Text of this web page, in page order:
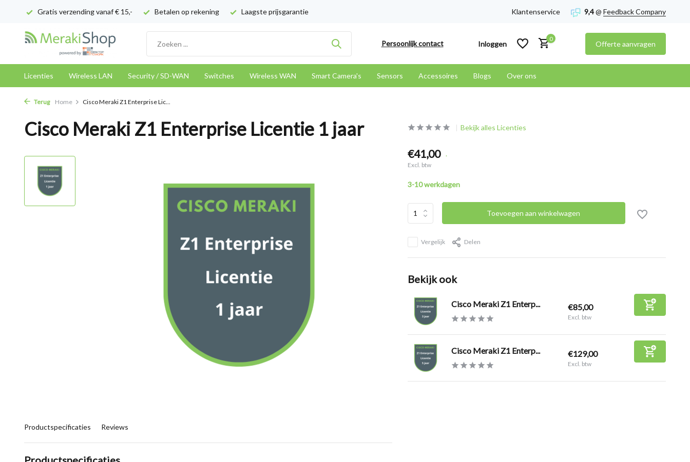
Gratis verzending vanaf € 15,- Betalen op rekening Laagste prijsgarantie Klantenservice 9,4@ Feedback Company
Persoonlijk contact Inloggen
0
Offerte aanvragen
Licenties Wireless LAN Security / SD-WAN Switches Wireless WAN Smart Camera's Sensors Accessoires Blogs Over ons
Terug Home Cisco Meraki Z1 Enterprise Lic...
Cisco Meraki Z1 Enterprise Licentie 1 jaar
Productspecificaties Reviews
Bekijk alles Licenties
€41,00 .
Excl. btw
3-10 werkdagen
Toevoegen aan winkelwagen
Vergelijk Delen
Bekijk ook
Cisco Meraki Z1 Enterp... €85,00
Excl. btw
Cisco Meraki Z1 Enterp... €129,00
Excl. btw